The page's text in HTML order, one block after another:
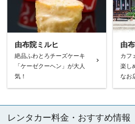
由布院ミルヒ
絶品ふわとろチーズケーキ
「ケーゼクーヘン」が大人
気！
由
カフ
楽し
なお
レンタカー料金・おすすめ情報